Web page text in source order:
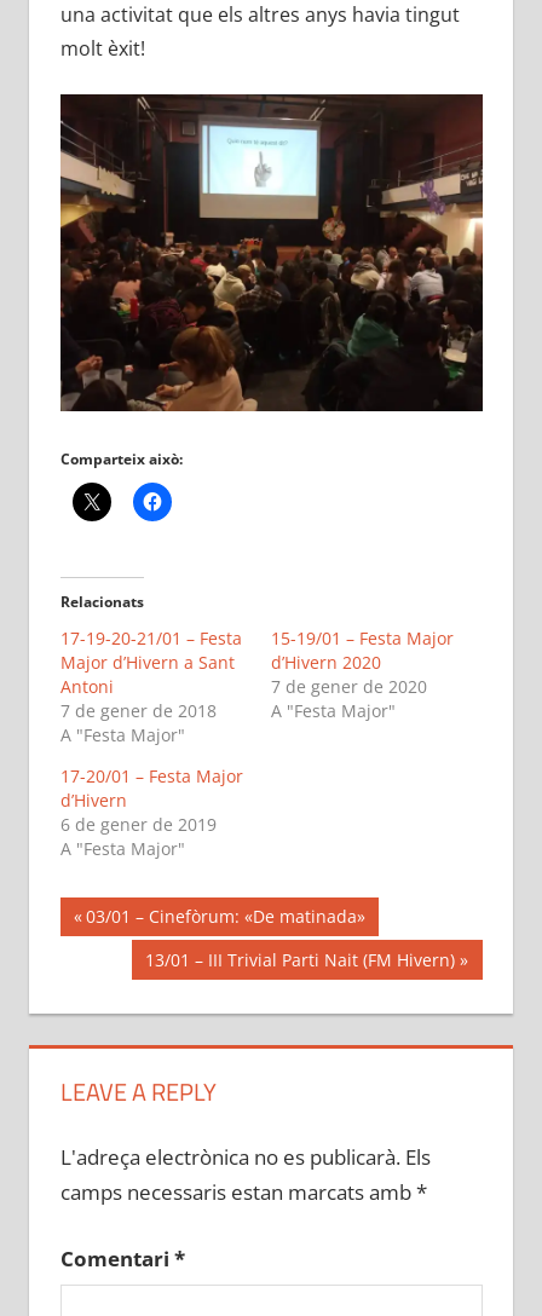
una activitat que els altres anys havia tingut
molt èxit!
Comparteix això:
Relacionats
17-19-20-21/01 – Festa
Major d’Hivern a Sant
Antoni
7 de gener de 2018
A "Festa Major"
15-19/01 – Festa Major
d’Hivern 2020
7 de gener de 2020
A "Festa Major"
17-20/01 – Festa Major
d’Hivern
6 de gener de 2019
A "Festa Major"
Navegació
d'entrades
Previous
03/01 – Cinefòrum: «De matinada»
Next
Post:
13/01 – III Trivial Parti Nait (FM Hivern)
LEAVE A REPLY
L'adreça electrònica no es publicarà. Els
camps necessaris estan marcats amb*
Comentari *